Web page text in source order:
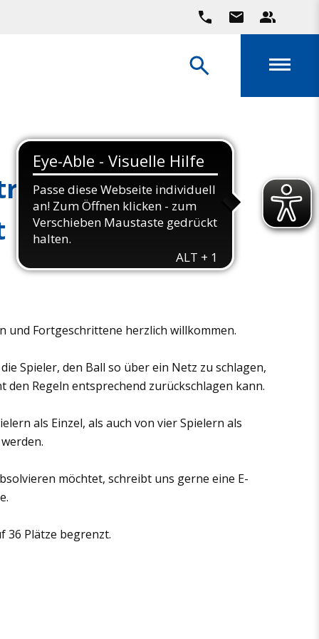
|
und Fortgeschrittene herzlich willkommen.
Spieler, den Ball so über ein Netz zu schlagen,
den Regeln entsprechend zurückschlagen kann.
als Einzel, als auch von vier Spielern als
möchtet, schreibt uns gerne eine E-
36 Plätze begrenzt.